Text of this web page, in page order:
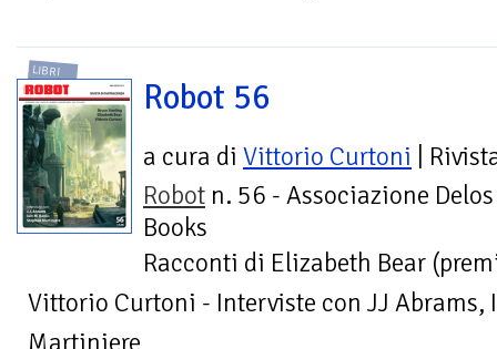
LIBRI
Robot 56
a cura di Vittorio Curtoni |
Robot n. 56 - Associazione Delos
Books
Racconti di Elizabeth Bear
Vittorio Curtoni - Interviste con JJ Abrams,